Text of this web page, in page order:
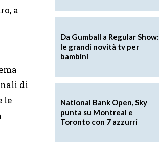
a
di
le
Da Gumball a Regular Show:
le grandi novità tv per
bambini
National Bank Open, Sky
punta su Montreal e
Toronto con 7 azzurri